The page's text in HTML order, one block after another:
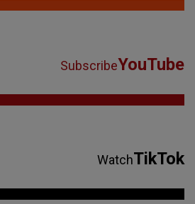
SubscribeYouTube
WatchTikTok